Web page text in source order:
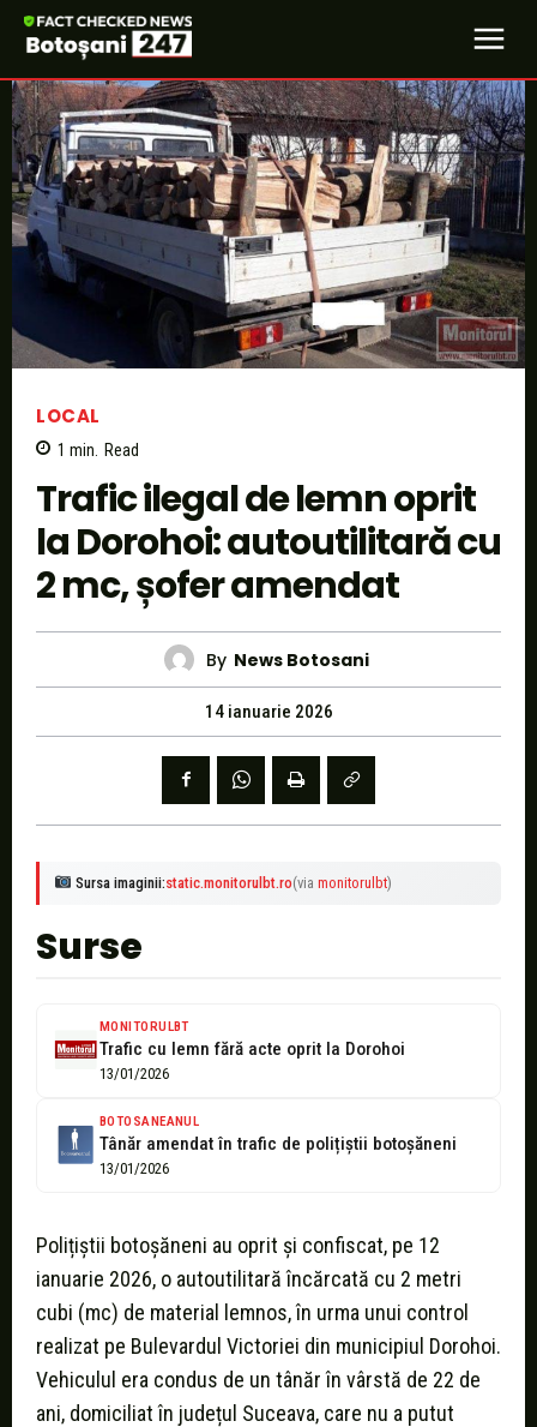
LOCAL
1 min. Read
Trafic ilegal de lemn oprit
la Dorohoi: autoutilitară cu
2 mc, șofer amendat
By News Botosani
14 ianuarie 2026
Sursa imaginii:static.monitorulbt.ro(via monitorulbt)
Surse
MONITORULBT
Trafic cu lemn fără acte oprit la Dorohoi
13/01/2026
BOTOSANEANUL
Tânăr amendat în trafic de polițiștii botoșăneni
13/01/2026
Polițiștii botoșăneni au oprit și confiscat, pe 12
ianuarie 2026, o autoutilitară încărcată cu 2 metri
cubi (mc) de material lemnos, în urma unui control
realizat pe Bulevardul Victoriei din municipiul Dorohoi.
Vehiculul era condus de un tânăr în vârstă de 22 de
ani, domiciliat în județul Suceava, care nu a putut